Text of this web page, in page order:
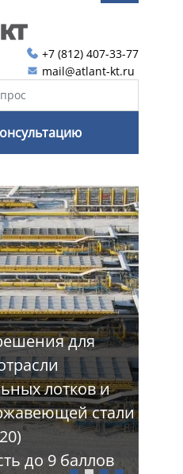
+7 (812) 407-33-77
mail@atlant-kt.ru
для
лотков и
стали
до 9 баллов